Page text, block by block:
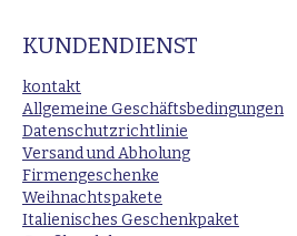
KUNDENDIENST
kontakt
Allgemeine Geschäftsbedingungen
Datenschutzrichtlinie
Versand und Abholung
Firmengeschenke
Weihnachtspakete
Italienisches Geschenkpaket